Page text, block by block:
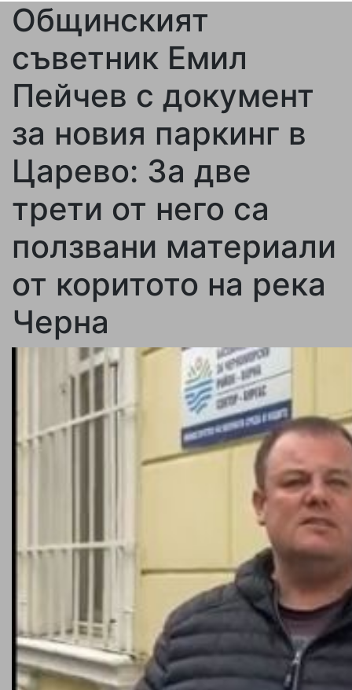
Общинският
съветник Емил
Пейчев с документ
за новия паркинг в
Царево: За две
трети от него са
ползвани материали
от коритото на река
Черна